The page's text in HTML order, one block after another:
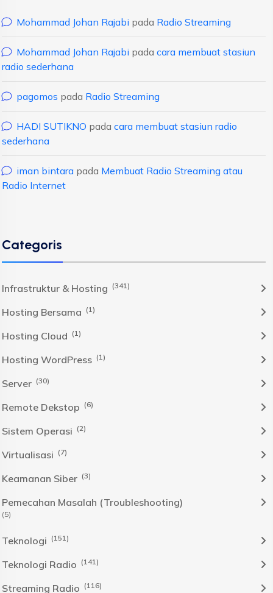
Mohammad Johan Rajabi pada Radio Streaming
Mohammad Johan Rajabi pada cara membuat stasiun
radio sederhana
pagomos pada Radio Streaming
HADI SUTIKNO pada cara membuat stasiun radio
sederhana
iman bintara pada Membuat Radio Streaming atau
Radio Internet
Categoris
Infrastruktur & Hosting (341)
Hosting Bersama (1)
Hosting Cloud (1)
Hosting WordPress (1)
Server (30)
Remote Dekstop (6)
Sistem Operasi (2)
Virtualisasi (7)
Keamanan Siber (3)
Pemecahan Masalah (Troubleshooting)
(5)
Teknologi (151)
Teknologi Radio (141)
Streaming Radio (116)